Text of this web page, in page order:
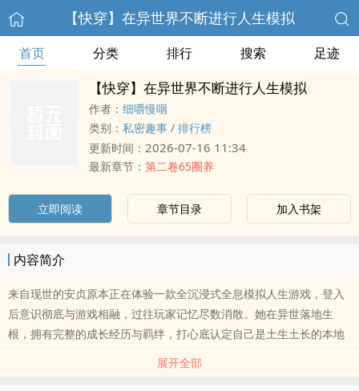
【快穿】在异世界不断进行人生模拟
首页 分类 排行 搜索 足迹
【快穿】在异世界不断进行人生模拟
作者： 细嚼慢咽
类别： 私密趣事 / 排行榜
更新时间： 2026-07-16 11:34
最新章节： 第二卷65圈养
立即阅读 章节目录 加入书架
内容简介
来自现世的安贞原本正在体验一款全沉浸式全息模拟人生游戏，登入
后意识彻底与游戏相融，过往玩家记忆尽数消散。她在异世落地生
根，拥有完整的成长经历与羁绊，打心底认定自己是土生土长的本地
人。待到真相揭晓才恍然，这里从来不是虚拟游戏副本，而是一片真
展开全部